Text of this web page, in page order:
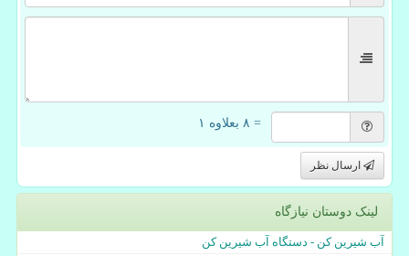
= ۸ بعلاوه ۱
ارسال نظر
لینک دوستان نیازگاه
آب شیرین کن - دستگاه آب شیرین کن